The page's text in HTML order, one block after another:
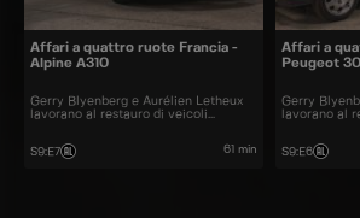
Affari a quattro ruote Francia -
Alpine A310
Gerry Blyenberg e Aurélien Letheux
lavorano al restauro di veicoli
S9: E7 61 min
Affari a
Peugeot
Gerry
lavorano al
S9: E6